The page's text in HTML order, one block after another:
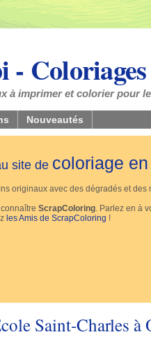
-
à imprimer et colorier pour
Nouveautés
site de coloriage
originaux avec des dégradés et des
ScrapColoring . Parlez en à
les Amis de ScrapColoring !
Saint-Charles à